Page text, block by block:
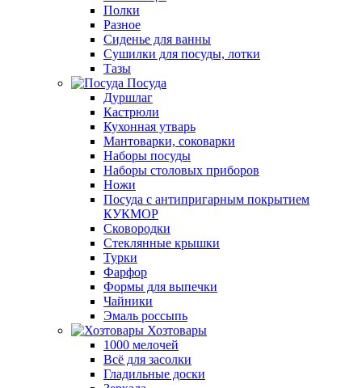
Полки
Разное
Сиденье для ванны
Сушилки для посуды, лотки
Тазы
Посуда
Дуршлаг
Кастрюли
Кухонная утварь
Мантоварки, соковарки
Наборы посуды
Наборы столовых приборов
Ножи
Посуда с антипригарным покрытием
КУКМОР
Сковородки
Стеклянные крышки
Турки
Фарфор
Формы для выпечки
Чайники
Эмаль россыпь
Хозтовары
1000 мелочей
Всё для засолки
Гладильные доски